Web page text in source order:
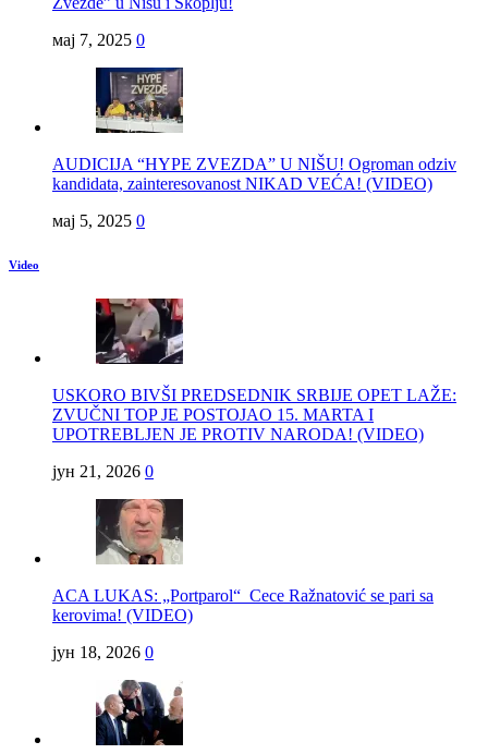
мај 7, 2025 0
AUDICIJA “HYPE ZVEZDA” U NIŠU! Ogroman odziv
kandidata, zainteresovanost NIKAD VEĆA! (VIDEO)
мај 5, 2025 0
Video
USKORO BIVŠI PREDSEDNIK SRBIJE OPET LAŽE:
ZVUČNI TOP JE POSTOJAO 15. MARTA I
UPOTREBLJEN JE PROTIV NARODA! (VIDEO)
јун 21, 2026 0
ACA LUKAS: „Portparol“ Cece Ražnatović se pari sa
kerovima! (VIDEO)
јун 18, 2026 0